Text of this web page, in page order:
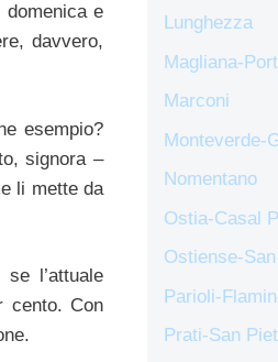
domenica e
davvero,
esempio?
signora –
li mette da
l’attuale
cento. Con
Lunghezza
Magliana-
Marconi
Monteverde-
Nomentano
Ostia-Casal
Ostiense-
Parioli-
Prati-San